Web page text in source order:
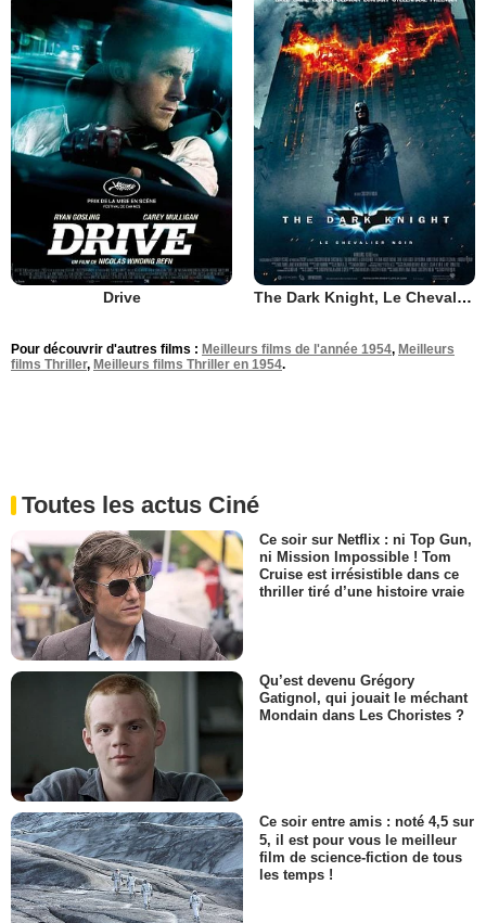
Drive The Dark Knight, Le Chevalier Noir
Pour découvrir d'autres films : Meilleurs films de l'année 1954, Meilleurs
films Thriller, Meilleurs films Thriller en 1954.
Toutes les actus Ciné
Ce soir sur Netflix : ni Top Gun,
ni Mission Impossible ! Tom
Cruise est irrésistible dans ce
thriller tiré d’une histoire vraie
Qu’est devenu Grégory
Gatignol, qui jouait le méchant
Mondain dans Les Choristes ?
Ce soir entre amis : noté 4,5 sur
5, il est pour vous le meilleur
film de science-fiction de tous
les temps !